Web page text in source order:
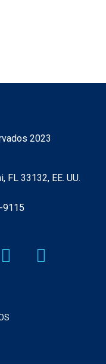
2023
FL 33132, EE. UU.
9115